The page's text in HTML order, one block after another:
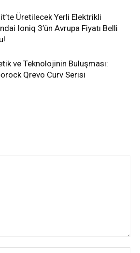
Üretilecek Yerli Elektrikli
Ioniq 3’ün Avrupa Fiyatı Belli
ve Teknolojinin Buluşması:
Qrevo Curv Serisi